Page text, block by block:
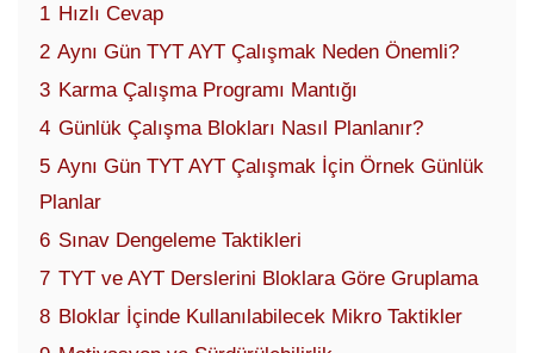
1 Hızlı Cevap
2 Aynı Gün TYT AYT Çalışmak Neden Önemli?
3 Karma Çalışma Programı Mantığı
4 Günlük Çalışma Blokları Nasıl Planlanır?
5 Aynı Gün TYT AYT Çalışmak İçin Örnek Günlük
Planlar
6 Sınav Dengeleme Taktikleri
7 TYT ve AYT Derslerini Bloklara Göre Gruplama
8 Bloklar İçinde Kullanılabilecek Mikro Taktikler